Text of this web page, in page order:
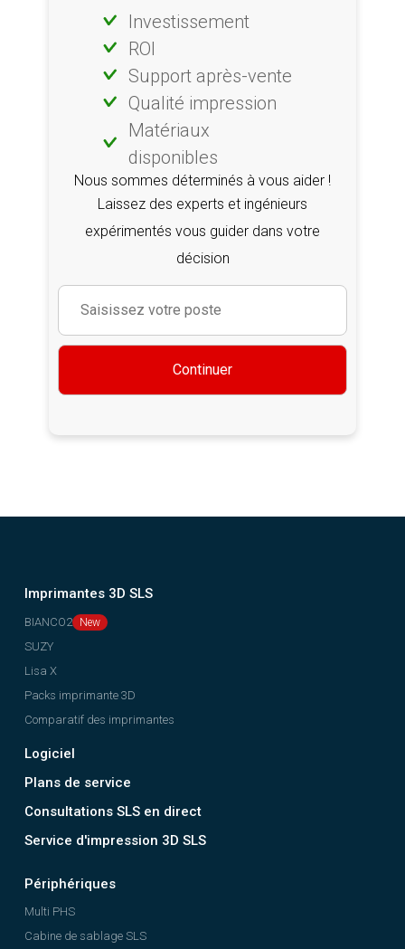
Investissement
ROI
Support après-vente
Qualité impression
Matériaux
disponibles
Nous sommes déterminés à vous aider !
Laissez des experts et ingénieurs
expérimentés vous guider dans votre
décision
Continuer
Imprimantes 3D SLS
BIANCO2
SUZY
Lisa X
Packs imprimante 3D
Comparatif des imprimantes
Logiciel
Plans de service
Consultations SLS en direct
Service d'impression 3D SLS
Périphériques
Multi PHS
Cabine de sablage SLS